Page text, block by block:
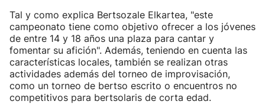
Tal y como explica Bertsozale Elkartea, "este
campeonato tiene como objetivo ofrecer a los jóvenes
de entre 14 y 18 años una plaza para cantar y
fomentar su afición". Además, teniendo en cuenta las
características locales, también se realizan otras
actividades además del torneo de improvisación,
como un torneo de bertso escrito o encuentros no
competitivos para bertsolaris de corta edad.